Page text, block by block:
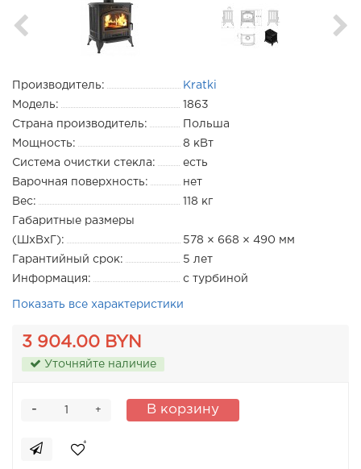
Производитель:
Kratki
Модель:
1863
Страна производитель:
Польша
Мощность:
8 кВт
Система очистки стекла:
есть
Варочная поверхность:
нет
Вес:
118 кг
Габаритные размеры
(ШхВхГ):
578 × 668 × 490 мм
Гарантийный срок:
5 лет
Информация:
с турбиной
Показать все характеристики
3 904.00 BYN
Уточняйте наличие
+
- В корзину